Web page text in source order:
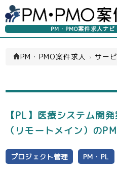
PM・PMO案件求人ナビ
PM・PMO案件求人 › サー
【PL】医療システム開
（リモートメイン）の
プロジェクト管理 PM・PL